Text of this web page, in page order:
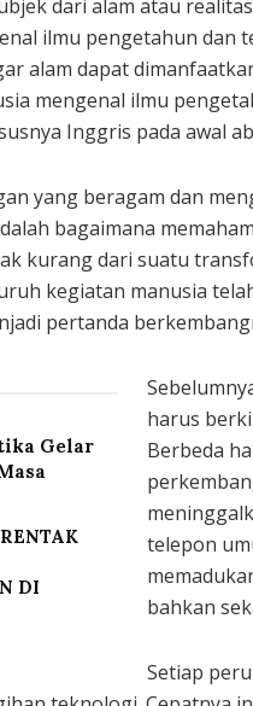
dari alam atau
ilmu pengetahun dan
alam dapat
mengenal ilmu
Inggris pada awal
yang beragam dan
bagaimana
kurang dari suatu
kegiatan manusia
pertanda
Gelar
DI
harus
Berbeda
telepon
bahkan
Setiap